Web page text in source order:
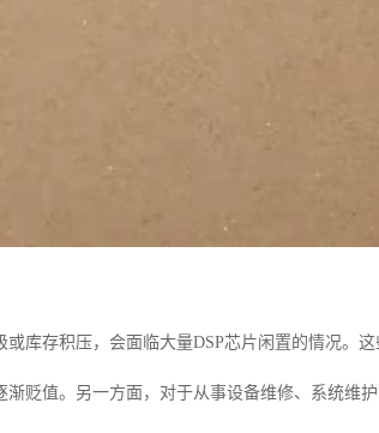
库存积压，会面临大量DSP芯片闲置的情况。
贬值。另一方面，对于从事设备维修、系统维